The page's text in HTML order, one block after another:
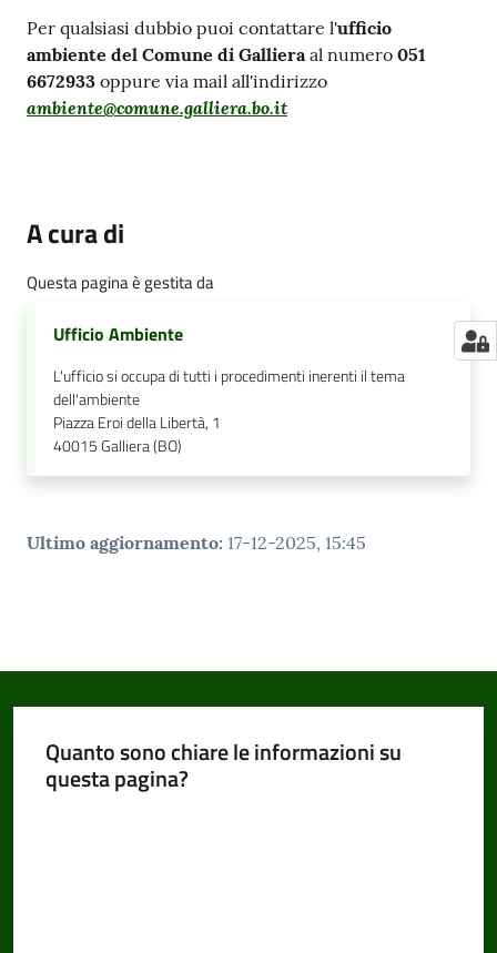
Per qualsiasi dubbio puoi contattare l'ufficio
ambiente del Comune di Gallieraal numero 051
6672933 oppure via mail all'indirizzo
ambiente@comune.galliera.bo.it
A cura di
Questa pagina è gestita da
Ufficio Ambiente
L'ufficio si occupa di tutti i procedimenti inerenti il tema
dell'ambiente
Piazza Eroi della Libertà, 1
40015Galliera (BO)
Ultimo aggiornamento: 17-12-2025, 15:45
Quanto sono chiare le informazioni su
questa pagina?